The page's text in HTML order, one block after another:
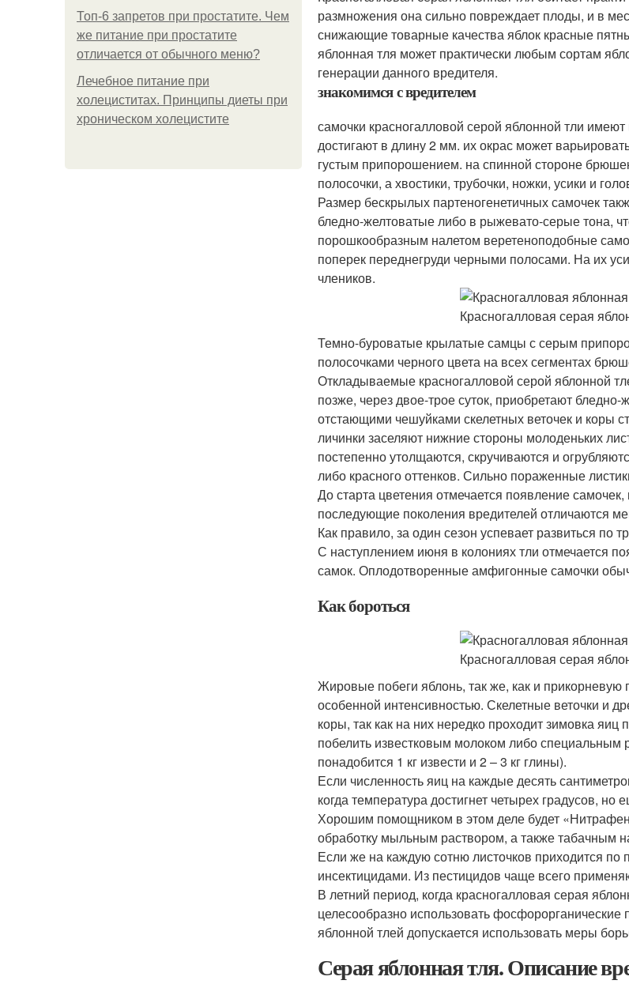
Топ-6 запретов при простатите. Чем
же питание при простатите
отличается от обычного меню?
Лечебное питание при
холециститах. Принципы диеты при
хроническом холецистите
размножения она сильно повреждает плоды, и в
снижающие товарные качества яблок красные
яблонная тля может практически любым сортам
генерации данного вредителя.
знакомимся с вредителем
самочки красногалловой серой яблонной тли
достигают в длину 2 мм. их окрас может
густым припорошением. на спинной стороне
полосочки, а хвостики, трубочки, ножки, усики и
Размер бескрылых партеногенетичных самочек
бледно-желтоватые либо в рыжевато-серые тона,
порошкообразным налетом веретеноподобные
поперек переднегруди черными полосами. На их
члеников.
Темно-буроватые крылатые самцы с серым
полосочками черного цвета на всех сегментах
Откладываемые красногалловой серой яблонной
позже, через двое-трое суток, приобретают
отстающими чешуйками скелетных веточек и коры
личинки заселяют нижние стороны молоденьких
постепенно утолщаются, скручиваются и
либо красного оттенков. Сильно пораженные
До старта цветения отмечается появление
последующие поколения вредителей отличаются
Как правило, за один сезон успевает развиться по
С наступлением июня в колониях тли отмечается
самок. Оплодотворенные амфигонные самочки
Как бороться
Жировые побеги яблонь, так же, как и прикорневую
особенной интенсивностью. Скелетные веточки и
коры, так как на них нередко проходит зимовка
побелить известковым молоком либо специальным
понадобится 1 кг извести и 2 – 3 кг глины).
Если численность яиц на каждые десять
когда температура достигнет четырех градусов,
Хорошим помощником в этом деле будет
обработку мыльным раствором, а также табачным
Если же на каждую сотню листочков приходится по
инсектицидами. Из пестицидов чаще всего
В летний период, когда красногалловая серая
целесообразно использовать
яблонной тлей допускается использовать меры
Серая яблонная тля. Описание